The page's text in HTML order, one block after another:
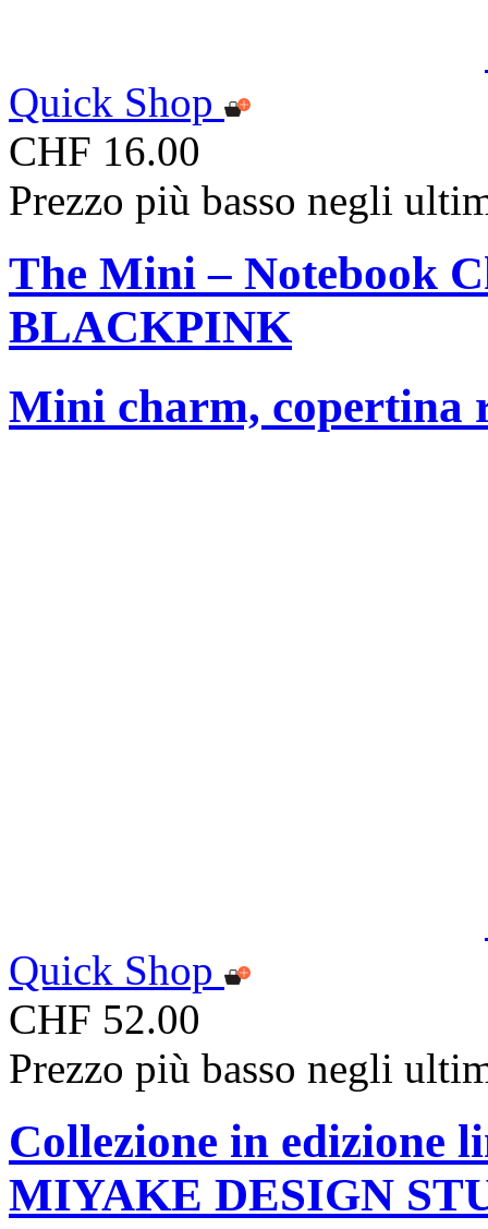
Quick Shop
CHF 16.00
Prezzo più basso negli
The Mini – Notebook
BLACKPINK
Mini charm, copertina
Quick Shop
CHF 52.00
Prezzo più basso negli
Collezione in edizione
MIYAKE DESIGN